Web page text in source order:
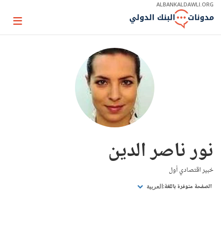
Skip
Main
ALBANKALDAWLI.ORG
Page
نور ناصر الدين
خبير اقتصادي أول
الصفحة متوفرة باللغة: العربية